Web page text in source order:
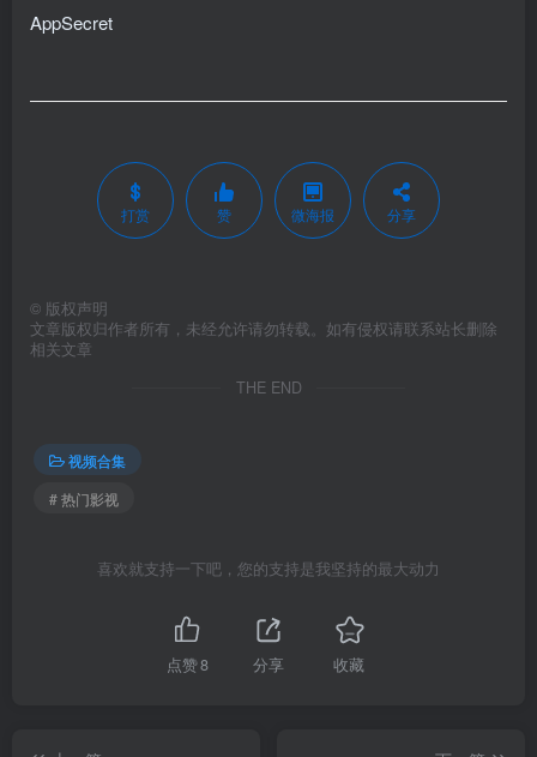
AppSecret
打赏 赞 微海报 分享
© 版权声明
文章版权归作者所有，未经允许请勿转载。如有侵权请联系站长删除
相关文章
THE END
视频合集
# 热门影视
喜欢就支持一下吧，您的支持是我坚持的最大动力
点赞8 分享 收藏